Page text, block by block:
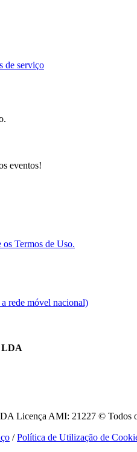
de serviço
eventos!
Termos de Uso.
rede móvel nacional)
LDA
Licença AMI: 21227 © Todos
/Política de Utilização de